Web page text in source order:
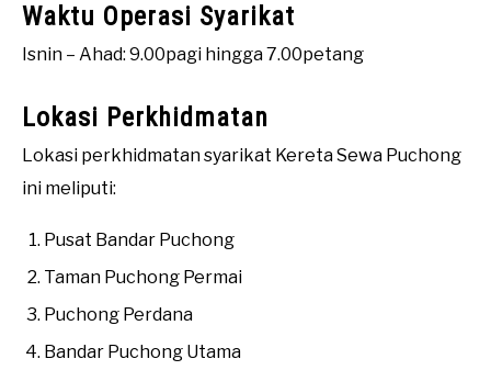
Waktu Operasi Syarikat
Isnin – Ahad: 9.00pagi hingga 7.00petang
Lokasi Perkhidmatan
Lokasi perkhidmatan syarikat Kereta Sewa Puchong
ini meliputi:
Pusat Bandar Puchong
Taman Puchong Permai
Puchong Perdana
Bandar Puchong Utama